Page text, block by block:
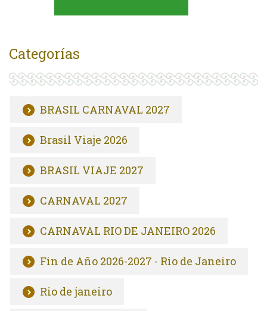
Categorías
BRASIL CARNAVAL 2027
Brasil Viaje 2026
BRASIL VIAJE 2027
CARNAVAL 2027
CARNAVAL RIO DE JANEIRO 2026
Fin de Año 2026-2027 - Rio de Janeiro
Rio de janeiro